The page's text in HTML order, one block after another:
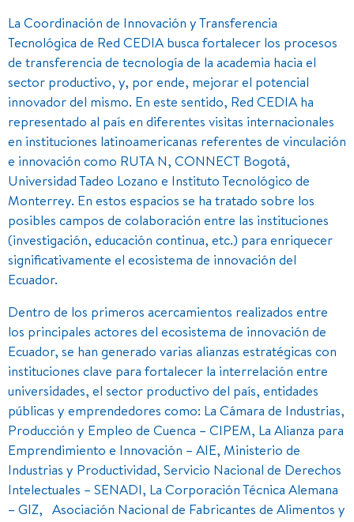
La Coordinación de Innovación y Transferencia
Tecnológica de Red CEDIA busca fortalecer los procesos
de transferencia de tecnología de la academia hacia el
sector productivo, y, por ende, mejorar el potencial
innovador del mismo. En este sentido, Red CEDIA ha
representado al país en diferentes visitas internacionales
en instituciones latinoamericanas referentes de vinculación
e innovación como RUTA N, CONNECT Bogotá,
Universidad Tadeo Lozano e Instituto Tecnológico de
Monterrey. En estos espacios se ha tratado sobre los
posibles campos de colaboración entre las instituciones
(investigación, educación continua, etc.) para enriquecer
significativamente el ecosistema de innovación del
Ecuador.
Dentro de los primeros acercamientos realizados entre
los principales actores del ecosistema de innovación de
Ecuador, se han generado varias alianzas estratégicas con
instituciones clave para fortalecer la interrelación entre
universidades, el sector productivo del país, entidades
públicas y emprendedores como: La Cámara de Industrias,
Producción y Empleo de Cuenca – CIPEM, La Alianza para
Emprendimiento e Innovación – AIE, Ministerio de
Industrias y Productividad, Servicio Nacional de Derechos
Intelectuales – SENADI, La Corporación Técnica Alemana
– GIZ, Asociación Nacional de Fabricantes de Alimentos y